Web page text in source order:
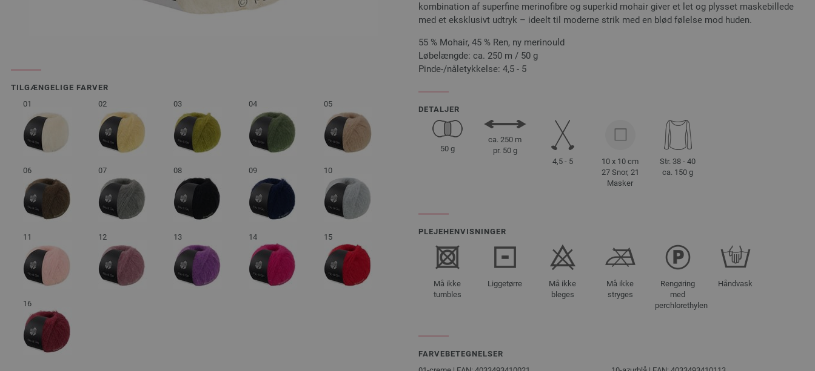
TILGÆNGELIGE FARVER
01
02 03 04 05
06 07 08 09 10
11 12 13 14 15
16
kombination af superfine merinofibre og superkid mohair giver et let og plysset maskebillede
med et eksklusivt udtryk – ideelt til moderne strik med en blød følelse mod huden.
55 % Mohair, 45 % Ren, ny merinould
Løbelængde: ca. 250 m / 50 g
Pinde-/nåletykkelse: 4,5 - 5
DETALJER
50 g
ca. 250 m
pr. 50 g
4,5 - 5
10 x 10 cm
27 Snor, 21
Masker
Str. 38 - 40
ca. 150 g
PLEJEHENVISNINGER
Må ikke
tumbles
Liggetørre
Må ikke
bleges
Må ikke
stryges
Rengøring
med
perchlorethylen
Håndvask
FARVEBETEGNELSER